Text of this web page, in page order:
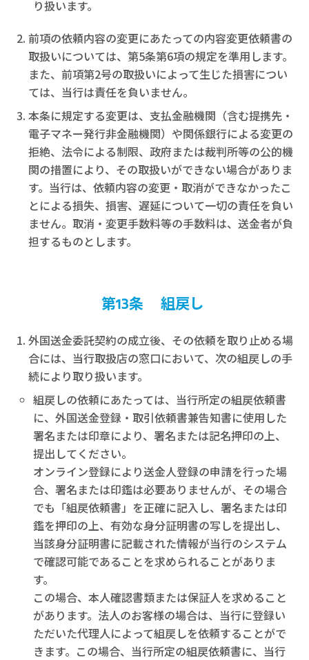
り扱います。
前項の依頼内容の変更にあたっての内容変更依頼書の
取扱いについては、第5条第6項の規定を準用します。
また、前項第2号の取扱いによって生じた損害につい
ては、当行は責任を負いません。
本条に規定する変更は、支払金融機関（含む提携先・
電子マネー発行非金融機関）や関係銀行による変更の
拒絶、法令による制限、政府または裁判所等の公的機
関の措置により、その取扱いができない場合がありま
す。当行は、依頼内容の変更・取消ができなかったこ
とによる損失、損害、遅延について一切の責任を負い
ません。取消・変更手数料等の手数料は、送金者が負
担するものとします。
第13条 組戻し
外国送金委託契約の成立後、その依頼を取り止める場
合には、当行取扱店の窓口において、次の組戻しの手
続により取り扱います。
組戻しの依頼にあたっては、当行所定の組戻依頼書
に、外国送金登録・取引依頼書兼告知書に使用した
署名または印章により、署名または記名押印の上、
提出してください。
オンライン登録により送金人登録の申請を行った場
合、署名または印鑑は必要ありませんが、その場合
でも「組戻依頼書」を正確に記入し、署名または印
鑑を押印の上、有効な身分証明書の写しを提出し、
当該身分証明書に記載された情報が当行のシステム
で確認可能であることを求められることがありま
す。
この場合、本人確認書類または保証人を求めること
があります。法人のお客様の場合は、当行に登録い
ただいた代理人によって組戻しを依頼することがで
きます。この場合、当行所定の組戻依頼書に、当行